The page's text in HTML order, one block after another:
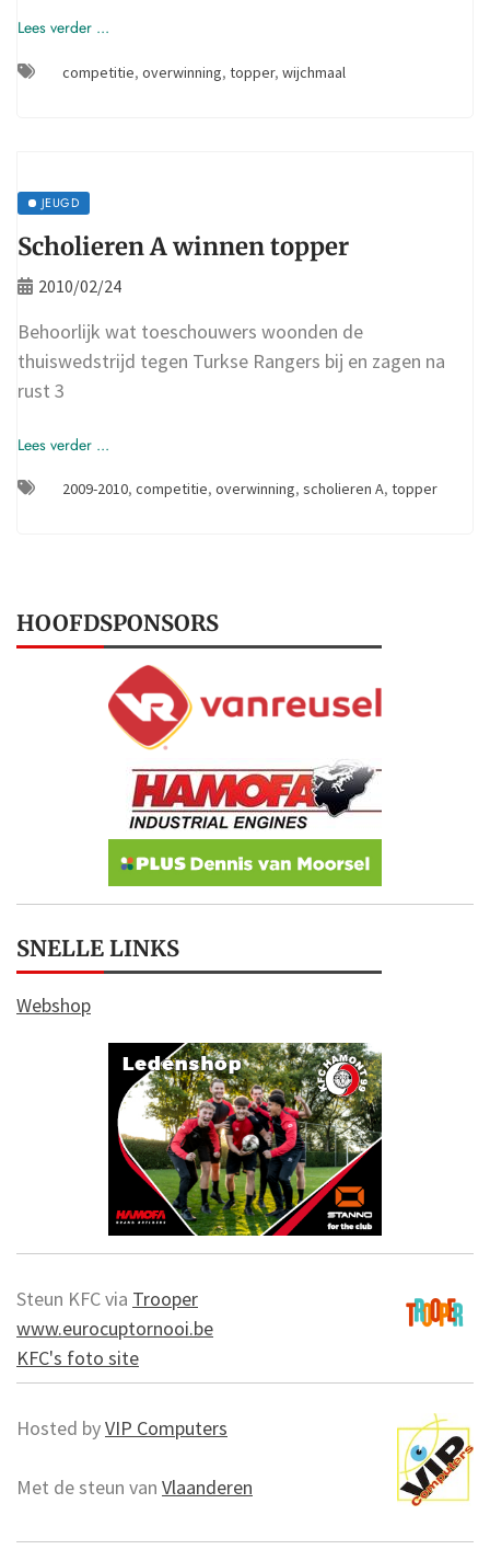
Lees verder ...
competitie, overwinning, topper, wijchmaal
JEUGD
Scholieren A winnen topper
2010/02/24
Behoorlijk wat toeschouwers woonden de
thuiswedstrijd tegen Turkse Rangers bij en zagen na
rust 3
Lees verder ...
2009-2010, competitie, overwinning, scholieren A, topper
HOOFDSPONSORS
SNELLE LINKS
Webshop
Steun KFC via Trooper
www.eurocuptornooi.be
KFC's foto site
Hosted byVIP Computers
Met de steun van Vlaanderen